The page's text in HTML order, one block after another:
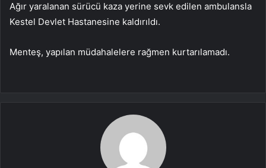
Ağır yaralanan sürücü kaza yerine sevk edilen ambulansla
Kestel Devlet Hastanesine kaldırıldı.
Menteş, yapılan müdahalelere rağmen kurtarılamadı.